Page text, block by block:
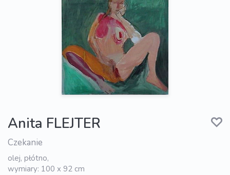
Anita FLEJTER
Czekanie
olej, płótno,
wymiary: 100 x 92 cm